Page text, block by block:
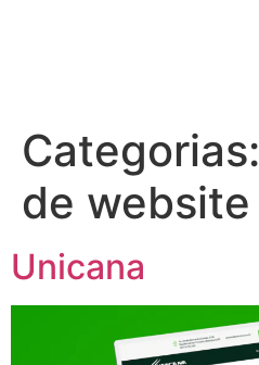
Categorias:
de website
Unicana